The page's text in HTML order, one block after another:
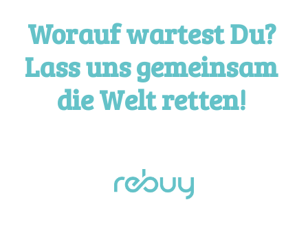
Worauf wartest Du?
Lass uns gemeinsam
die Welt retten!
Startseite